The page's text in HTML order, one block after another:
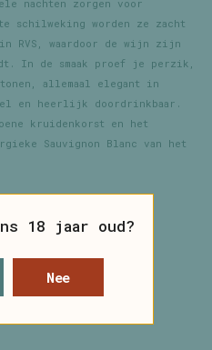
nachten zorgen voor
schilweking worden ze zacht
RVS, waardoor de wijn zijn
In de smaak proef je perzik,
allemaal elegant in
en heerlijk doordrinkbaar.
kruidenkorst en het
Sauvignon Blanc van het
18 jaar oud?
Nee